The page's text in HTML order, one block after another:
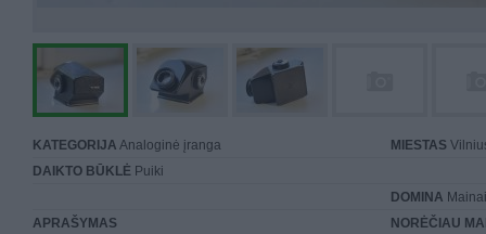
KATEGORIJA Analoginė įranga MIESTAS
DAIKTO BŪKLĖ Puiki
DOMINA
APRAŠYMAS
NORĖČIAU